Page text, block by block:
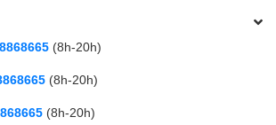
thương cho đến những kiểu cầu kì, sang
nhu cầu sử dụng của các bạn
?
tất cả sản phẩm đều là hàng chính
(8h-20h)
(8h-20h)
(8h-20h)